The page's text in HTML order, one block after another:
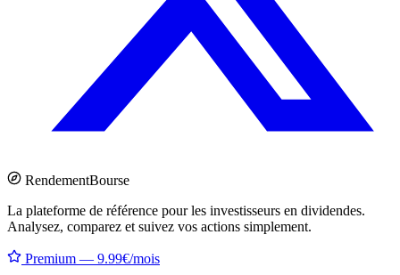
RendementBourse
La plateforme de référence pour les investisseurs en dividendes.
Analysez, comparez et suivez vos actions simplement.
Premium — 9.99€/mois